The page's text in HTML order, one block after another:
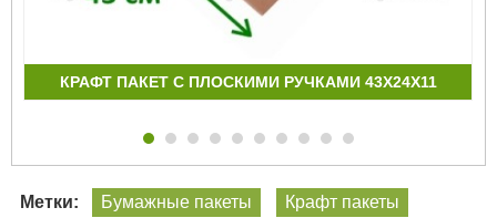
КРАФТ ПАКЕТ С ПЛОСКИМИ РУЧКАМИ 43Х24Х11
Метки: Бумажные пакеты Крафт пакеты